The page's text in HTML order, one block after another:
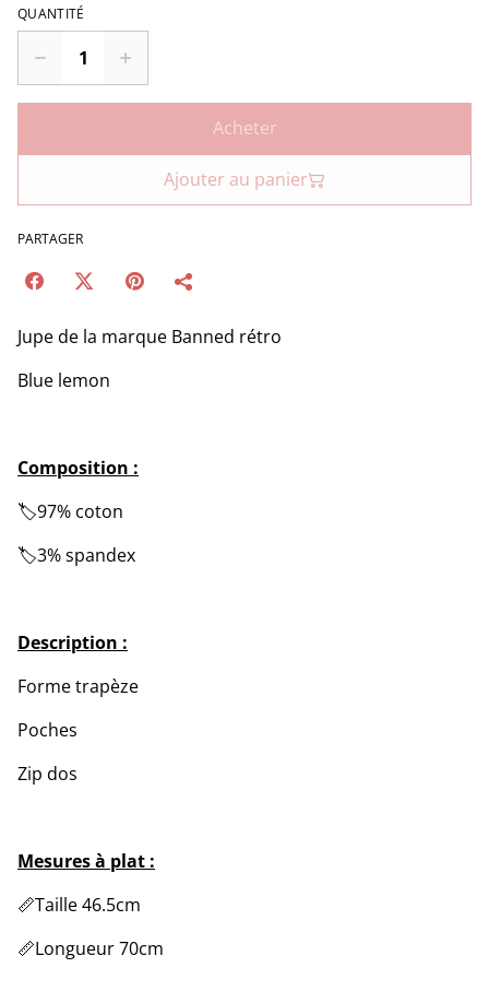
QUANTITÉ
Acheter
Ajouter au panier
PARTAGER
Jupe de la marque Banned rétro
Blue lemon
Composition :
🏷️97% coton
🏷️3% spandex
Description :
Forme trapèze
Poches
Zip dos
Mesures à plat :
📏Taille 46.5cm
📏Longueur 70cm